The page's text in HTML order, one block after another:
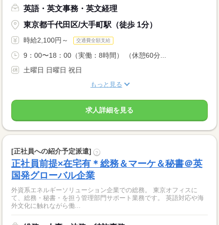
英語・英文事務・英文経理
東京都千代田区/大手町駅（徒歩 1分）
時給2,100円～ 交通費全額支給
9：00〜18：00（実働：8時間） （休憩60分...
土曜日 日曜日 祝日
もっと見る
求人詳細を見る
[正社員への紹介予定派遣] ?
正社員前提×在宅有＊総務＆マーケ＆秘書＠英
国発グローバル企業
外資系エネルギーソリューション企業での総務。 東京オフィスに
て、総務・秘書・を担う管理部門サポート業務です。 英語対応や海
外文化に触れながら働...